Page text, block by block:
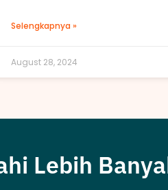
Selengkapnya »
August 28, 2024
Lebih